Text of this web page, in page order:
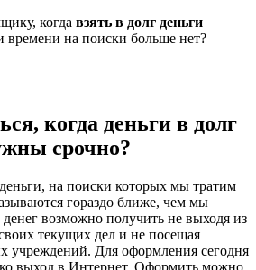
когда взять в долг деньги
времени на поиски больше нет?
когда деньги в долг
срочно?
на поиски которых мы тратим
гораздо ближе, чем мы
возможно получить не выходя из
текущих дел и не посещая
учреждений. Для оформления сегодня
выход в Интернет. Оформить можно